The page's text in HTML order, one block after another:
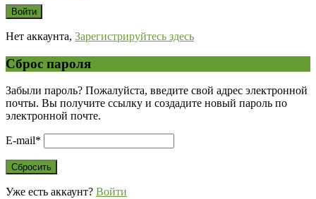
Нет аккаунта, Зарегистрируйтесь здесь
Сброс пароля
Забыли пароль? Пожалуйста, введите свой адрес электронной
почты. Вы получите ссылку и создадите новый пароль по
электронной почте.
E-mail*
Уже есть аккаунт? Войти